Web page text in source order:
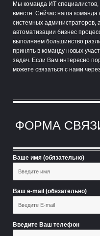
Мы команда ИТ
вместе. Сейчас наша команда
системных администраторов,
автоматизации бизнес
выполняем большинство
принять в команду новых
задач. Если Вам интересно
можете связаться с нами
ФОРМА
Ваше имя (обязательно)
Ваш e-mail (обязательно)
Введите Ваш телефон